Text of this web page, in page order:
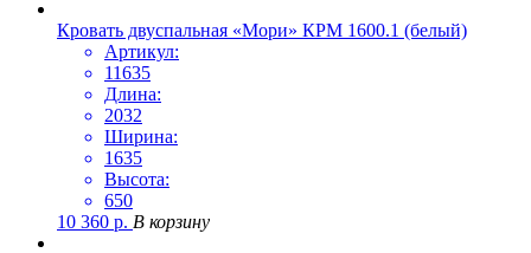
Кровать двуспальная «Мори» КРМ 1600.1 (белый)
Артикул:
11635
Длина:
2032
Ширина:
1635
Высота:
650
10 360 р. В корзину